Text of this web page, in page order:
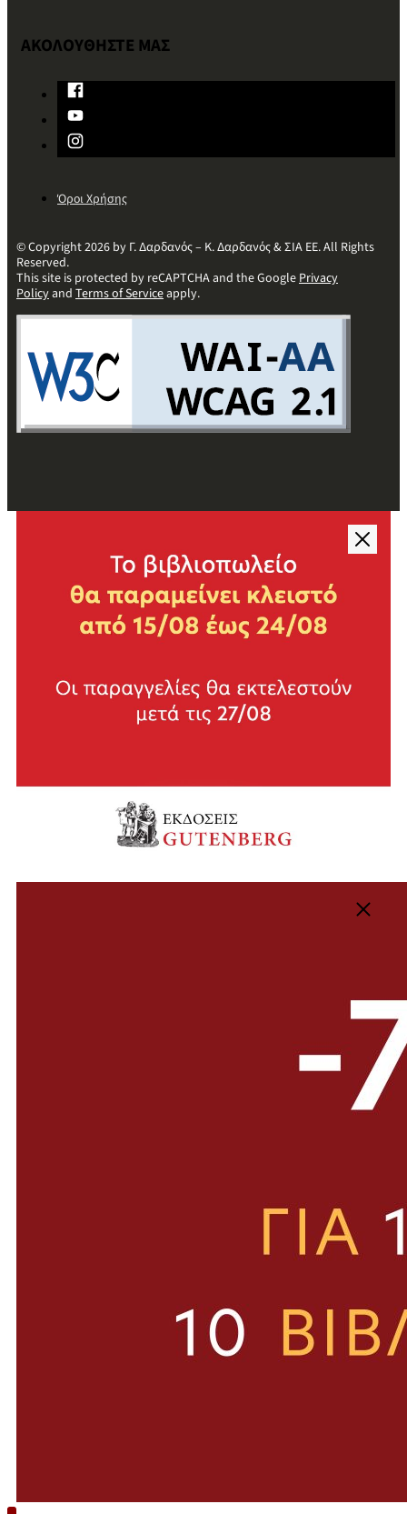
ΑΚΟΛΟΥΘΗΣΤΕ ΜΑΣ
Όροι Χρήσης
© Copyright 2026 by Γ. Δαρδανός – Κ. Δαρδανός & ΣΙΑ ΕΕ. All Rights
Reserved.
This site is protected by reCAPTCHA and the GooglePrivacy
Policyand Terms of Serviceapply.